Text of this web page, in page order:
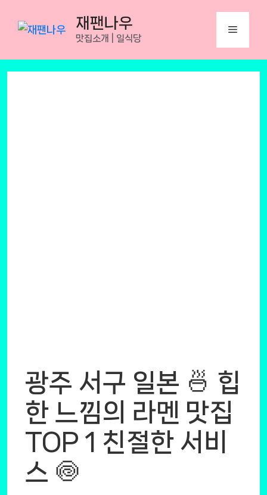
재팬나우
맛집소개 | 일식당
Menu
광주 서구 일본 🍜 힙
한 느낌의 라멘 맛집
TOP 1 친절한 서비
스 🍥